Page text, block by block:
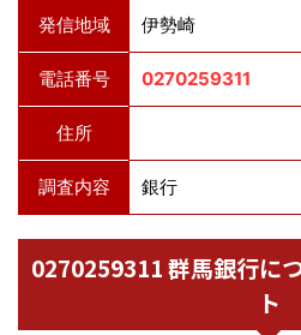
発信地域 伊勢崎
電話番号 0270259311
住所
調査内容 銀行
0270259311 群馬銀行に
ト